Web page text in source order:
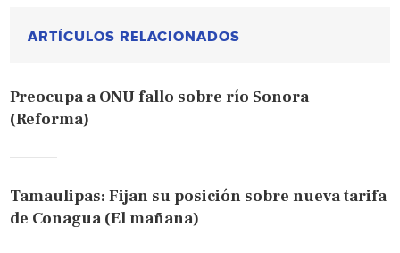
ARTÍCULOS RELACIONADOS
Preocupa a ONU fallo sobre río Sonora
(Reforma)
Tamaulipas: Fijan su posición sobre nueva tarifa
de Conagua (El mañana)